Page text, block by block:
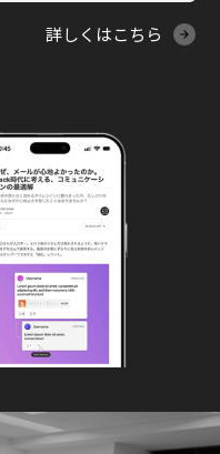
詳しくはこちら